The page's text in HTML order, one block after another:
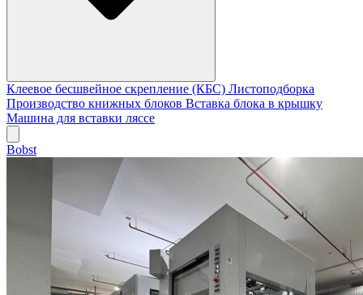
Клеевое бесшвейное скрепление (КБС) Листоподборка
Производство книжных блоков Вставка блока в крышку
Машина для вставки ляссе
Bobst